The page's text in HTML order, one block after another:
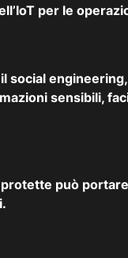
per le
social
sensibili,
può